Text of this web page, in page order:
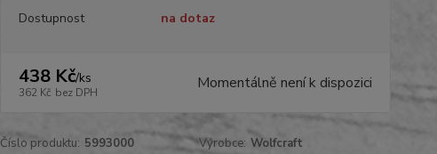
Dostupnost na dotaz
438 Kč/ks
362 Kč bez DPH Momentálně není k dispozici
Číslo produktu: 5993000 Výrobce: Wolfcraft